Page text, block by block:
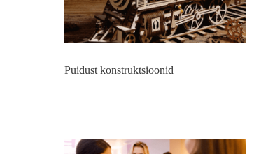
Puidust konstruktsioonid